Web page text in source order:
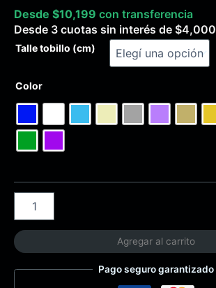
Desde $10,199 con transferencia
Desde 3 cuotas sin interés de $4,000
Talle tobillo (cm)
Color
Agregar al carrito
Pago seguro garantizado